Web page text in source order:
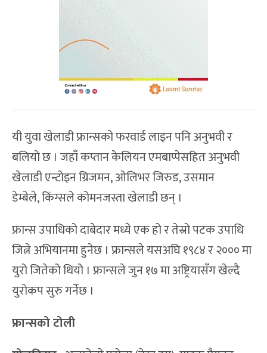
यी युवा खेलाडी फ्रान्सको फरवार्ड लाइन पनि अनुभवी र
बलियो छ । जहाँ कप्तान केलियन एमबाप्पेसहित अनुभवी
खेलाडी एन्टोइन ग्रिजमन, ओलिभर जिरुड, उसमान
डेम्बेले, किंग्सले कोमनजस्ता खेलाडी छन् ।
फ्रान्स उपाधिको दाबेदार मध्ये एक हो र तेस्रो पटक उपाधि
जित्ने अभियानमा हुनेछ । फ्रान्सले यसअघि १९८४ र २००० मा
युरो जितेको थियो । फ्रान्सले जुन १७ मा अष्ट्रियासँग खेल्दै
युरोकप सुरु गर्नेछ ।
फ्रान्सको टोली